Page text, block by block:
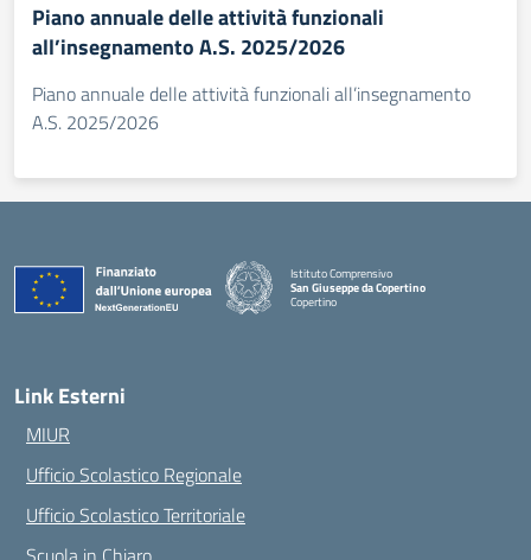
Piano annuale delle attività funzionali
all’insegnamento A.S. 2025/2026
Piano annuale delle attività funzionali all’insegnamento
A.S. 2025/2026
Istituto Comprensivo
San Giuseppe da Copertino
Copertino
— Visita la pagina iniziale della scuola
Link Esterni
MIUR
Ufficio Scolastico Regionale
Ufficio Scolastico Territoriale